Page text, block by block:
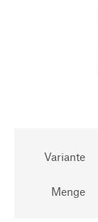
Variante
Menge